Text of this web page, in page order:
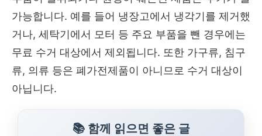
가능합니다. 예를 들어 냉장고에서 냉각기를 제거했
거나, 세탁기에서 모터 등 주요 부품을 뺀 경우에는
무료 수거 대상에서 제외됩니다. 또한 가구류, 침구
류, 의류 등은 폐가전제품이 아니므로 수거 대상이
아닙니다.
📚 함께 읽으면 좋은 글